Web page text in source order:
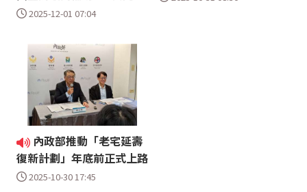
2025-12-01 07:04
內政部推動「老宅延壽
復新計劃」年底前正式上路
2025-10-30 17:45